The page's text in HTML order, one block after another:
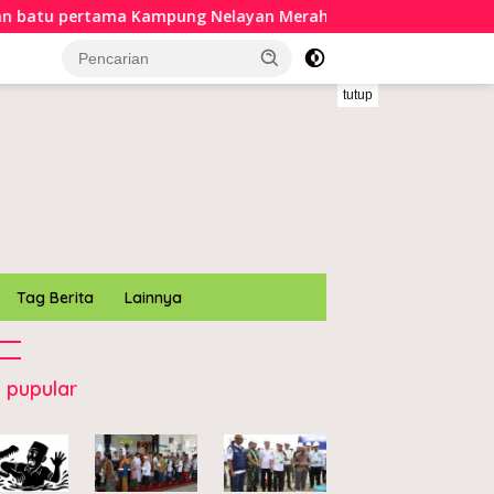
Nelayan Merah Putih di Muara Sampara
tutup
Tag Berita Lainnya
pupular